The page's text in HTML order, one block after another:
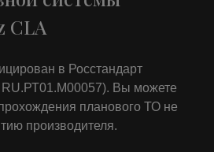
CLA
в Росстандарт
Вы можете
планового ТО не
производителя.